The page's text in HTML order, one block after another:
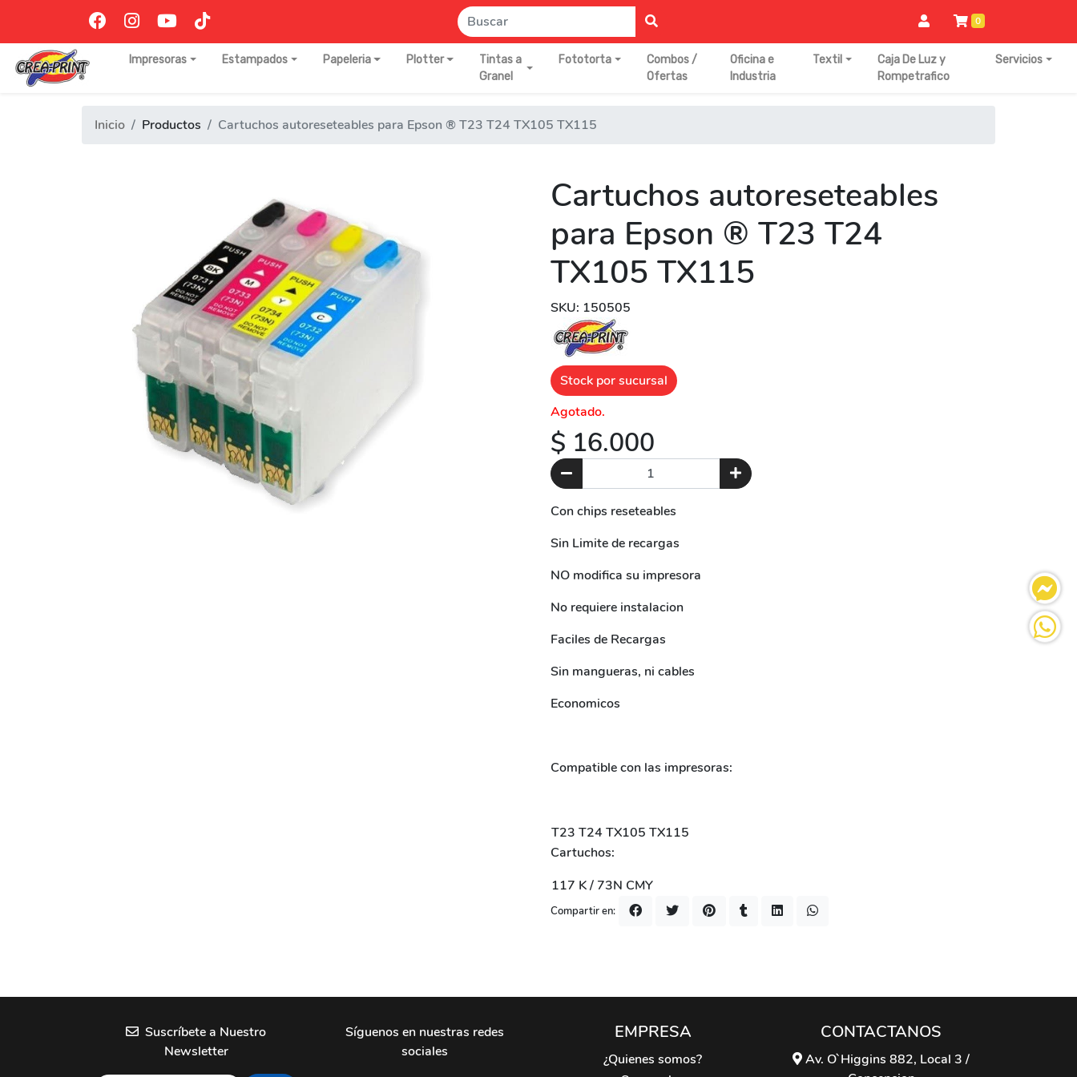
0
Impresoras Estampados Papeleria Plotter
Tintas a
Granel
Fototorta
Combos /
Ofertas
Oficina e
Industria
Textil
Caja De Luz y
Rompetrafico
Servicios
Inicio Productos Cartuchos autoreseteables para Epson ® T23 T24 TX105 TX115
Cartuchos autoreseteables
para Epson ® T23 T24
TX105 TX115
SKU: 150505
Stock por sucursal
Agotado.
$ 16.000
Con chips reseteables
Sin Limite de recargas
NO modifica su impresora
No requiere instalacion
Faciles de Recargas
Sin mangueras, ni cables
Economicos
Compatible con las impresoras:
T23 T24 TX105 TX115
Cartuchos:
117 K / 73N CMY
Compartir en:
Suscríbete a Nuestro
Newsletter
Síguenos en nuestras redes
sociales
EMPRESA
¿Quienes somos?
CONTACTANOS
Av. O`Higgins 882, Local 3 /